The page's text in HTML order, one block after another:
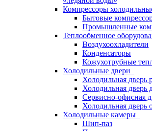
Компрессоры
Бытовые
Промышленные
Теплообменное
Воздухоохладители
Конденсаторы
Кожухотрубные
Холодильные двери
Холодильная дверь
Холодильная дверь
Сервисно-офисная
Холодильная дверь
Холодильные камеры
Шип-паз